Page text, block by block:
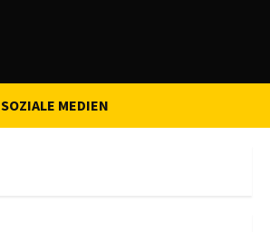
SOZIALE MEDIEN